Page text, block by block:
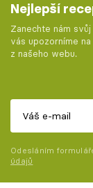
Nejlepší
Zanechte nám
vás upozorníme
z našeho webu.
Odesláním
údajů